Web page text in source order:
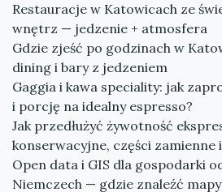
Restauracje w Katowicach ze
wnętrz — jedzenie + atmosfera
Gdzie zjeść po godzinach w
dining i bary z jedzeniem
Gaggia i kawa speciality: jak
i porcję na idealny espresso?
Jak przedłużyć żywotność
konserwacyjne, części zamienne
Open data i GIS dla gospodarki
Niemczech — gdzie znaleźć